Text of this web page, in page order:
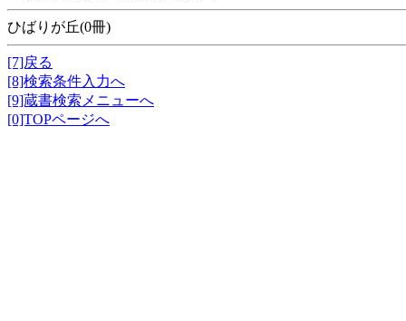
ひばりが丘(0冊)
[7]戻る
[8]検索条件入力へ
[9]蔵書検索メニューへ
[0]TOPページへ